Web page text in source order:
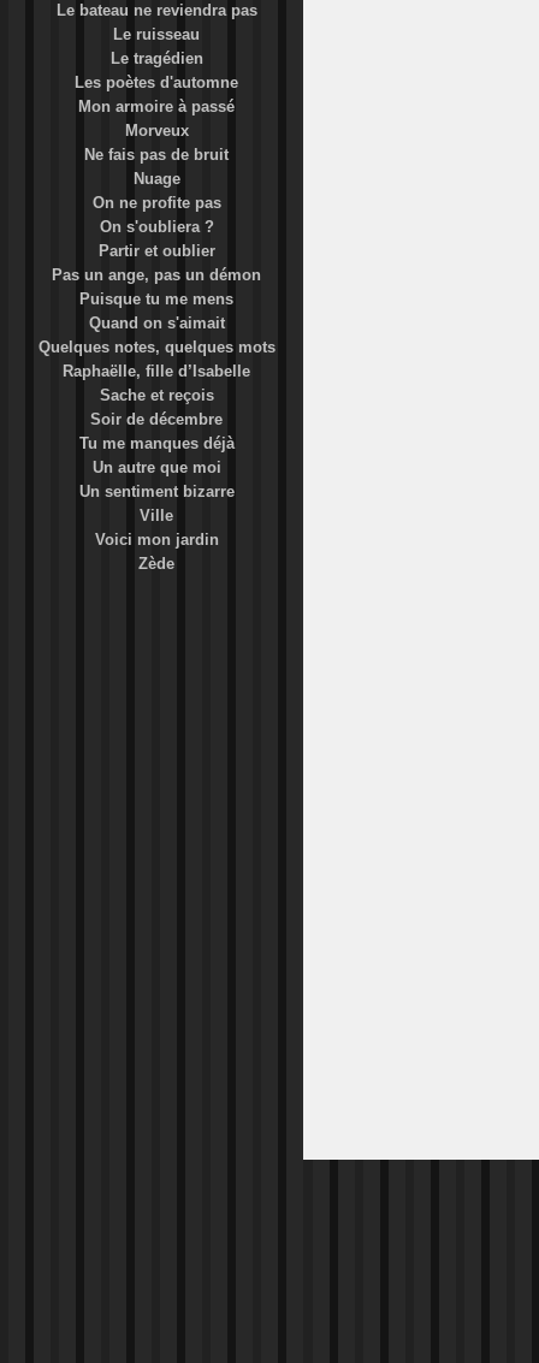
Le bateau ne reviendra pas
Le ruisseau
Le tragédien
Les poètes d'automne
Mon armoire à passé
Morveux
Ne fais pas de bruit
Nuage
On ne profite pas
On s'oubliera ?
Partir et oublier
Pas un ange, pas un démon
Puisque tu me mens
Quand on s'aimait
Quelques notes, quelques mots
Raphaëlle, fille d’Isabelle
Sache et reçois
Soir de décembre
Tu me manques déjà
Un autre que moi
Un sentiment bizarre
Ville
Voici mon jardin
Zède